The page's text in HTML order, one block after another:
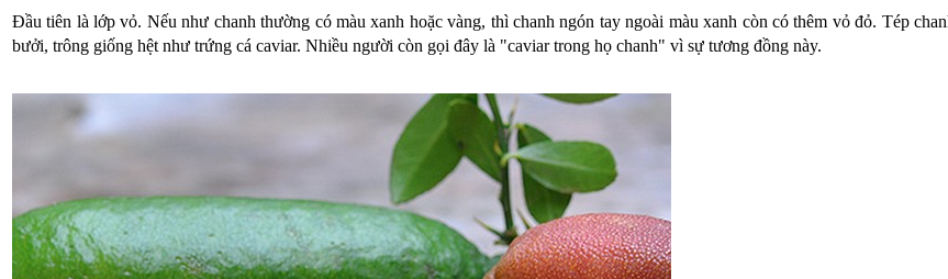
Đầu tiên là lớp vỏ. Nếu như chanh thường có màu xanh hoặc vàng, thì chanh ngón tay ngoài màu xanh còn có thêm vỏ đỏ. Tép
bưởi, trông giống hệt như trứng cá caviar. Nhiều người còn gọi đây là "caviar trong họ chanh" vì sự tương đồng này.